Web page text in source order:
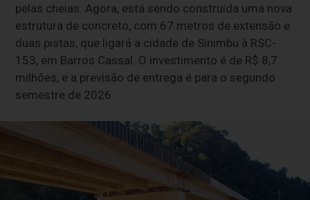
pelas cheias. Agora, está sendo construída uma nova
estrutura de concreto, com 67 metros de extensão e
duas pistas, que ligará a cidade de Sinimbu à RSC-
153, em Barros Cassal. O investimento é de R$ 8,7
milhões, e a previsão de entrega é para o segundo
semestre de 2026.